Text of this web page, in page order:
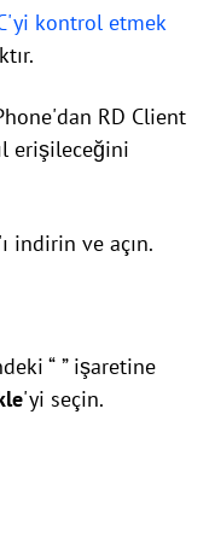
kontrol etmek
RD Client
erişileceğini
'ı indirin ve açın.
“ ” işaretine
'yi seçin.